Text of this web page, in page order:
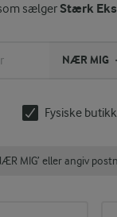
sælger Stærk
NÆR MIG
Fysiske
MIG’ eller angiv